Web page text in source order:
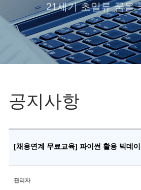
21세기 초일류 꿈을
공지사항
[채용연계 무료교육] 파이썬 활용 빅데
관리자